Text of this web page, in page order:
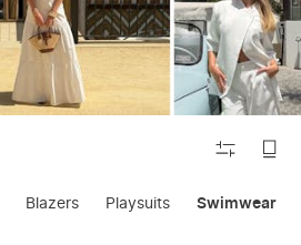
FILTEREN
Blazers Playsuits Swimwear